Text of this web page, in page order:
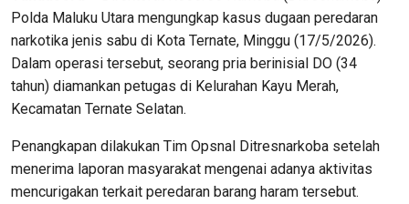
Polda Maluku Utara mengungkap kasus dugaan peredaran
narkotika jenis sabu di Kota Ternate, Minggu (17/5/2026).
Dalam operasi tersebut, seorang pria berinisial DO (34
tahun) diamankan petugas di Kelurahan Kayu Merah,
Kecamatan Ternate Selatan.
Penangkapan dilakukan Tim Opsnal Ditresnarkoba setelah
menerima laporan masyarakat mengenai adanya aktivitas
mencurigakan terkait peredaran barang haram tersebut.